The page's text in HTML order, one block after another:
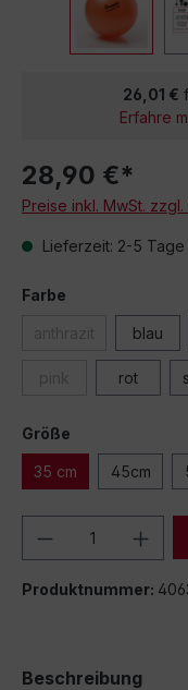
26,01 €
Erfahre
28,90 €*
Preise inkl. MwSt.
Lieferzeit: 2-5 Tage
Farbe
blau
rot
Größe
35 cm 45cm
Produkt
Produktnummer:
Beschreibung